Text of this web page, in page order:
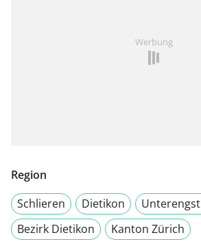
Werbung
Region
Schlieren
Dietikon
Bezirk Dietikon
Kanton Zürich